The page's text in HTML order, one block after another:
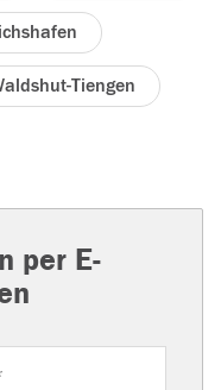
Tiengen
per E-